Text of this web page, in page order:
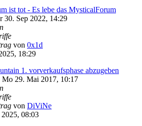
ist tot - Es lebe das MysticalForum
30. Sep 2022, 14:29
von 0x1d
18:29
1. vorverkaufsphase abzugeben
Mo 29. Mai 2017, 10:17
von DiViNe
08:03